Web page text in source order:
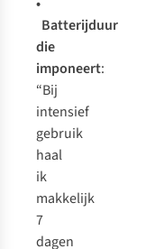
Batterijduur
die
imponeert:
“Bij
intensief
gebruik
haal
ik
makkelijk
7
dagen